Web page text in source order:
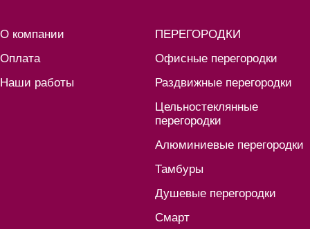
О компании
Оплата
Наши работы
ПЕРЕГОРОДКИ
Офисные перегородки
Раздвижные перегородки
Цельностеклянные
перегородки
Алюминиевые перегородки
Тамбуры
Душевые перегородки
Смарт